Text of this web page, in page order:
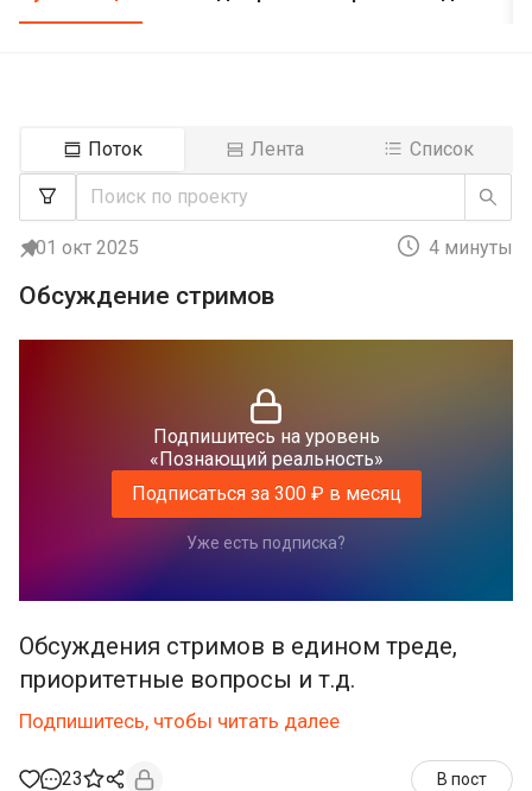
Поток Лента Список
01 окт 2025 4 минуты
Обсуждение стримов
Подпишитесь на уровень
«Познающий реальность»
Подписаться за 300 ₽ в месяц
Уже есть подписка?
Обсуждения стримов в едином треде,
приоритетные вопросы и т.д.
Подпишитесь, чтобы читать далее
23 В пост